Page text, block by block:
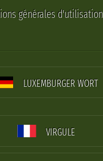
générales d'utilisation
LUXEMBURGER WORT
VIRGULE